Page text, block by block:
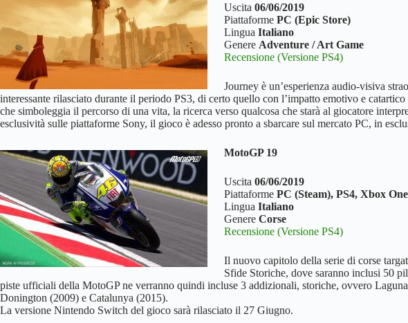
Uscita 06/06/2019
Piattaforme PC (Epic Store)
Lingua Italiano
Genere Adventure / Art Game
Recensione (Versione PS4)
Journey è un’esperienza audio-visiva
interessante rilasciato durante il periodo PS3, di certo quello con l’impatto emotivo e
che simboleggia il percorso di una vita, la ricerca verso qualcosa che starà al giocatore
esclusività sulle piattaforme Sony, il gioco è adesso pronto a sbarcare sul mercato PC, in
MotoGP 19
Uscita 06/06/2019
Piattaforme PC (Steam), PS4, Xbox One
Lingua Italiano
Genere Corse
Recensione (Versione PS4)
Il nuovo capitolo della serie di corse
Sfide Storiche, dove saranno inclusi 50
piste ufficiali della MotoGP ne verranno quindi incluse 3 addizionali, storiche, ovvero
Donington (2009) e Catalunya (2015).
La versione Nintendo Switch del gioco sarà rilasciato il 27 Giugno.